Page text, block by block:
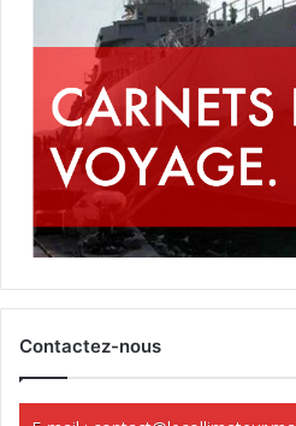
Contactez-nous